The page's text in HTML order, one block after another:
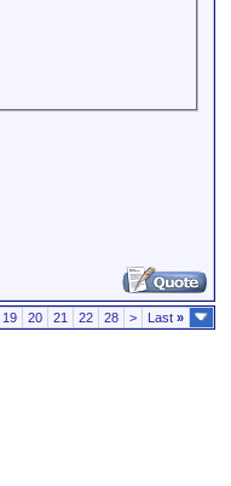
19 20 21 22 28 > Last »